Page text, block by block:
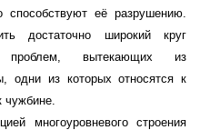
способствуют её разрушению.
достаточно широкий круг
проблем, вытекающих из
одни из которых относятся к
чужбине.
многоуровневого строения